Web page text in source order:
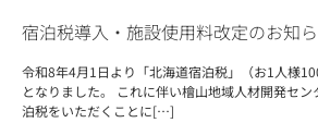
宿泊税導入・施設使用料改定のお知
令和8年4月1日より「北海道宿泊税」（お1人様
となりました。 これに伴い檜山地域人材開発セ
泊税をいただくことに[…]